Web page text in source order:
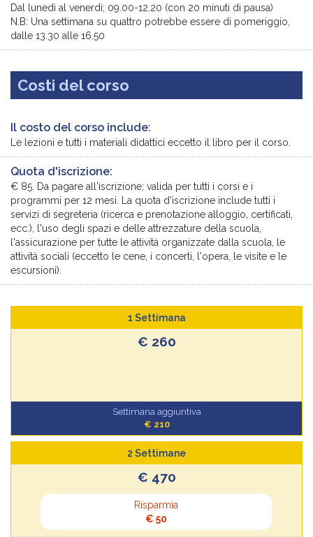
Dal lunedì al venerdì; 09.00-12.20 (con 20 minuti di pausa)
N.B: Una settimana su quattro potrebbe essere di pomeriggio,
dalle 13.30 alle 16.50
Costi del corso
Il costo del corso include:
Le lezioni e tutti i materiali didattici eccetto il libro per il corso.
Quota d'iscrizione:
€ 85. Da pagare all'iscrizione; valida per tutti i corsi e i
programmi per 12 mesi. La quota d'iscrizione include tutti i
servizi di segreteria (ricerca e prenotazione alloggio, certificati,
ecc.), l'uso degli spazi e delle attrezzature della scuola,
l'assicurazione per tutte le attività organizzate dalla scuola, le
attività sociali (eccetto le cene, i concerti, l'opera, le visite e le
escursioni).
1 Settimana
€ 260
Settimana aggiuntiva
€ 210
2 Settimane
€ 470
Risparmia
€ 50